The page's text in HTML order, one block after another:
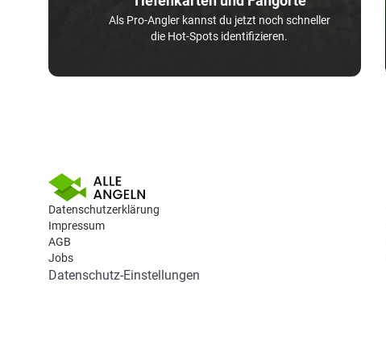
Als Pro-Angler kannst du jetzt noch schneller
die Hot-Spots identifizieren.
Datenschutzerklärung
Impressum
AGB
Jobs
Datenschutz-Einstellungen